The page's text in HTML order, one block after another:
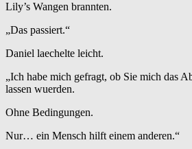
Lily’s Wangen brannten.
„Das passiert.“
Daniel laechelte leicht.
„Ich habe mich gefragt, ob Sie mich das
lassen wuerden.
Ohne Bedingungen.
Nur… ein Mensch hilft einem anderen.“